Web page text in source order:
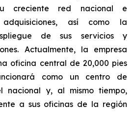
creciente red nacional e
así como la
de sus servicios y
Actualmente, la empresa
oficina central de 20,000 pies
como un centro de
nacional y, al mismo tiempo,
a sus oficinas de la región